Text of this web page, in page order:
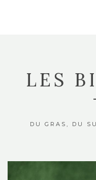
LES
DU GRAS, DU